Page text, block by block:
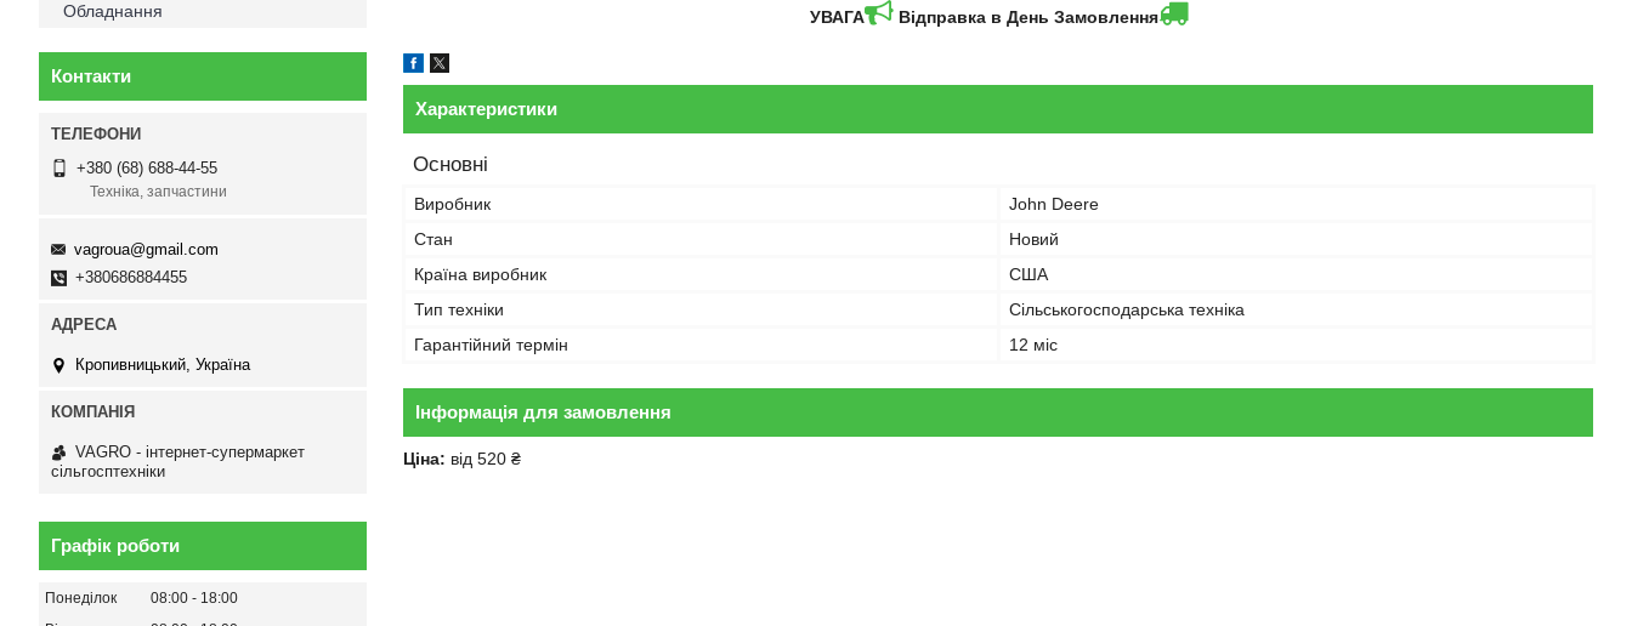
УВАГА Відправка в День Замовлення
Характеристики
Основні
Виробник
John Deere
Стан
Новий
Країна виробник
США
Тип техніки
Сільськогосподарська техніка
Гарантійний термін
12 міс
Інформація для замовлення
Ціна: від 520 ₴
Обладнання
Контакти
+380 (68) 688-44-55
Техніка, запчастини
vagroua@gmail.com
+380686884455
Кропивницький, Україна
VAGRO - інтернет-супермаркет
сільгосптехніки
Графік роботи
Понеділок 08:00
18:00